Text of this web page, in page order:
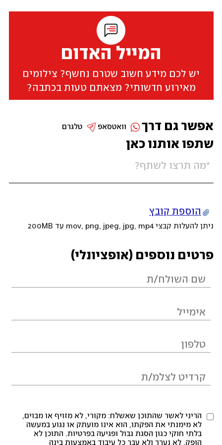
המייל האדום
יש לכם מידע חשוב שטרם נחשף? צילומים
מאירוע חדשותי? מצאתם טעות בכתבה?
שתפו אותנו כאן
הוספת קובץ
ניתן להעלות קבצי mov, png, jpeg, jpg, mp4 עד 200MB
פרטים נוספים (אופציונלי)
הריני לאשר שהתוכן שאשלח: מקורי, לא מזויף או מבוים,
לא מימנתי את הפקתו, הוא אינו מועתק או נגוע במעשה
בלתי חוקי כגון הסגת גבול ופגיעה בפרטיות. התוכן לא
הופק, לא נערך ולא עבר כל עיבוד באמצעות בינה
אפשר גם דרך טלגרם וואטסאפ